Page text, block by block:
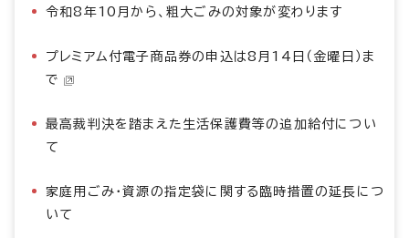
令和8年10月から、粗大ごみの対象が変わります
プレミアム付電子商品券の申込は8月14日（金曜日）ま
で
最高裁判決を踏まえた生活保護費等の追加給付につい
て
家庭用ごみ・資源の指定袋に関する臨時措置の延長につ
いて